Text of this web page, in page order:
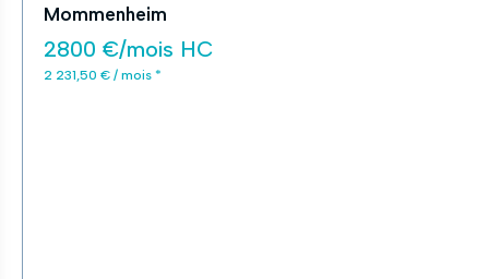
Mommenheim
2800 €/mois HC
2 231,50 € / mois *